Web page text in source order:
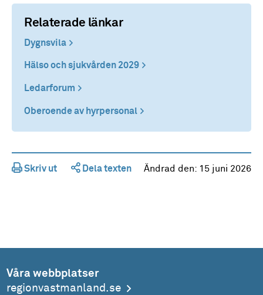
Relaterade länkar
Dygnsvila
Hälso och sjukvården 2029
Ledarforum
Oberoende av hyrpersonal
Skriv ut Dela texten Ändrad den: 15 juni 2026
Våra webbplatser
regionvastmanland.se